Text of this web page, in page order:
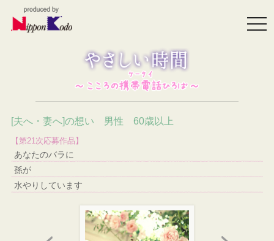
[夫へ・妻へ]の想い 男性 60歳以上
【第21次応募作品】
あなたのバラに
孫が
水やりしています